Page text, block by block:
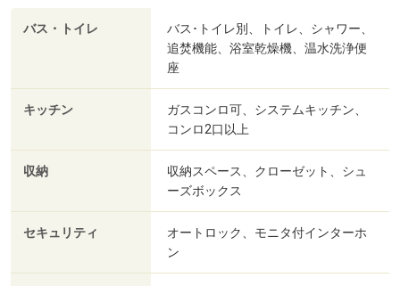
バス・トイレ
バス･トイレ別、トイレ、シャワー、
追焚機能、浴室乾燥機、温水洗浄便
座
キッチン
ガスコンロ可、システムキッチン、
コンロ2口以上
収納
収納スペース、クローゼット、シュ
ーズボックス
セキュリティ
オートロック、モニタ付インターホ
ン